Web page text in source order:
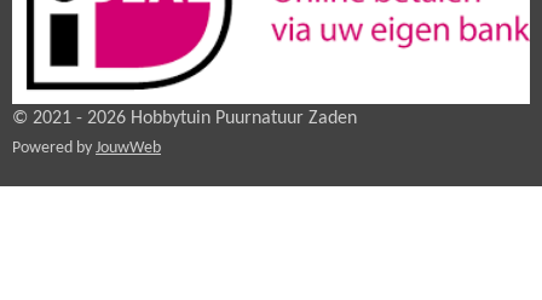
© 2021 - 2026 Hobbytuin Puurnatuur Zaden
Powered by JouwWeb